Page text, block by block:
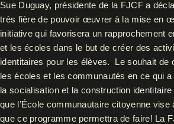
Sue Duguay, présidente de la FJCF a
très fière de pouvoir œuvrer à la mise en
initiative qui favorisera un rapprochement
et les écoles dans le but de créer des
identitaires pour les élèves. Le souhait de
les écoles et les communautés en ce qui a
la socialisation et la construction
que l’École communautaire citoyenne vise
que ce programme permettra de faire! La